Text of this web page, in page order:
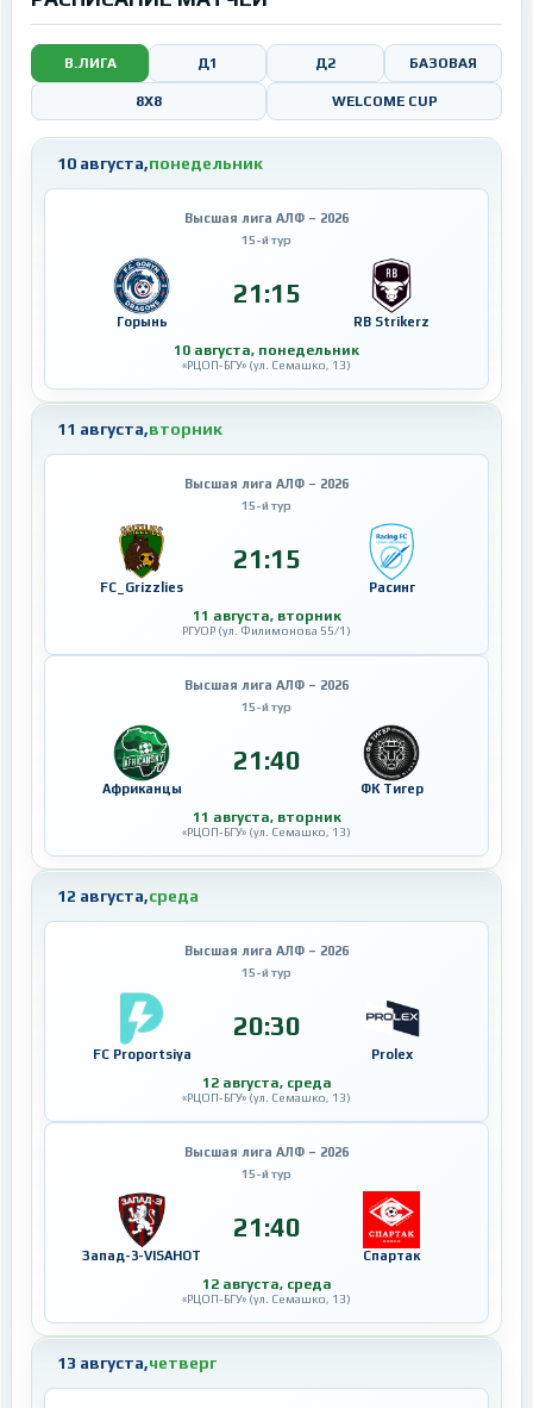
В.ЛИГА Д1 Д2 БАЗОВАЯ
8X8 WELCOME CUP
10 августа,понедельник
Высшая лига АЛФ – 2026
15-й тур
Горынь
21:15
RB Strikerz
10 августа, понедельник
«РЦОП-БГУ» (ул. Семашко, 13)
11 августа,вторник
Высшая лига АЛФ – 2026
15-й тур
FC_Grizzlies
21:15
Расинг
11 августа, вторник
РГУОР (ул. Филимонова 55/1)
Высшая лига АЛФ – 2026
15-й тур
Африканцы
21:40
ФК Тигер
11 августа, вторник
«РЦОП-БГУ» (ул. Семашко, 13)
12 августа,среда
Высшая лига АЛФ – 2026
15-й тур
FC Proportsiya
20:30
Prolex
12 августа, среда
«РЦОП-БГУ» (ул. Семашко, 13)
Высшая лига АЛФ – 2026
15-й тур
Запад-3-VISAHOT
21:40
Спартак
12 августа, среда
«РЦОП-БГУ» (ул. Семашко, 13)
13 августа,четверг